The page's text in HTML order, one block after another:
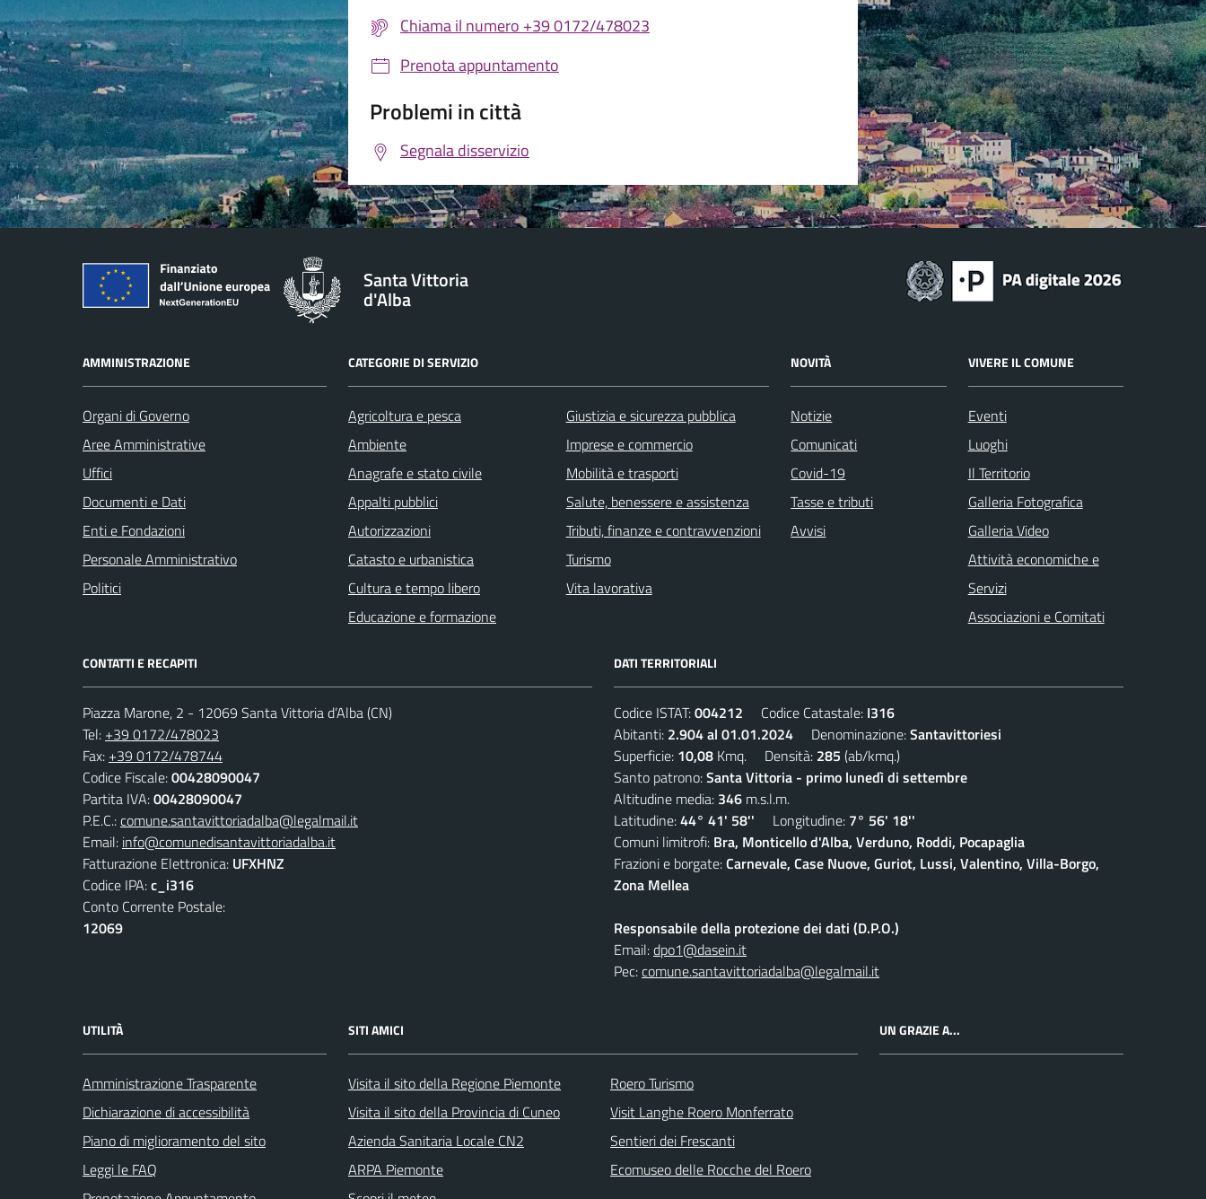
Chiama il numero +39 0172/478023
Prenota appuntamento
Problemi in città
Segnala disservizio
Santa Vittoria
d'Alba
AMMINISTRAZIONE
Organi di Governo
Aree Amministrative
Uffici
Documenti e Dati
Enti e Fondazioni
Personale Amministrativo
Politici
CATEGORIE DI SERVIZIO
Agricoltura e pesca
Ambiente
Anagrafe e stato civile
Appalti pubblici
Autorizzazioni
Catasto e urbanistica
Cultura e tempo libero
Educazione e formazione
Giustizia e sicurezza pubblica
Imprese e commercio
Mobilità e trasporti
Salute, benessere e assistenza
Tributi, finanze e contravvenzioni
Turismo
Vita lavorativa
NOVITÀ
Notizie
Comunicati
Covid-19
Tasse e tributi
Avvisi
VIVERE IL COMUNE
Eventi
Luoghi
Il Territorio
Galleria Fotografica
Galleria Video
Attività economiche e
Servizi
Associazioni e Comitati
CONTATTI E RECAPITI
Piazza Marone, 2 - 12069 Santa Vittoria d’Alba (CN)
Tel: +39 0172/478023
Fax: +39 0172/478744
Codice Fiscale:00428090047
Partita IVA:00428090047
P.E.C.:comune.santavittoriadalba@legalmail.it
Email: info@comunedisantavittoriadalba.it
Fatturazione Elettronica: UFXHNZ
Codice IPA:c_i316
Conto Corrente Postale:
12069
DATI TERRITORIALI
Codice ISTAT:004212 Codice Catastale: I316
Abitanti: 2.904 al 01.01.2024 Denominazione:Santavittoriesi
Superficie: 10,08 Kmq. Densità: 285 (ab/kmq.)
Santo patrono:Santa Vittoria - primo lunedì di settembre
Altitudine media: 346 m.s.l.m.
Latitudine:44° 41' 58'' Longitudine: 7° 56' 18''
Comuni limitrofi: Bra, Monticello d'Alba, Verduno, Roddi, Pocapaglia
Frazioni e borgate:Carnevale, Case Nuove, Guriot, Lussi, Valentino, Villa-Borgo,
Zona Mellea
Responsabile della protezione dei dati (D.P.O.)
Email:dpo1@dasein.it
Pec:comune.santavittoriadalba@legalmail.it
UTILITÀ
Amministrazione Trasparente
Dichiarazione di accessibilità
Piano di miglioramento del sito
Leggi le FAQ
SITI AMICI
Visita il sito della Regione Piemonte
Visita il sito della Provincia di Cuneo
Azienda Sanitaria Locale CN2
ARPA Piemonte
Roero Turismo
Visit Langhe Roero Monferrato
Sentieri dei Frescanti
Ecomuseo delle Rocche del Roero
UN GRAZIE A...